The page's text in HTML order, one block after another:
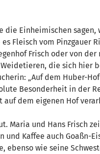
die Einheimischen
Fleisch vom Pinzgauer
Frisch oder von
die sich hier
„Auf dem Huber-
Besonderheit in der
dem eigenen Hof
Maria und Hans Frisch
Kaffee auch Goaßn-
wie seine